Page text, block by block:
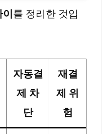
를 정리한 것입
자동결
제 차
단
재결
제 위
험